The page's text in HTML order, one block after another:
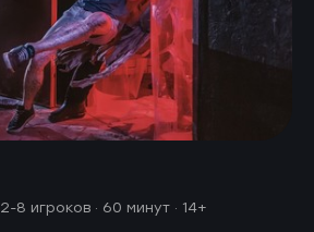
2-8 игроков · 60 минут · 14+